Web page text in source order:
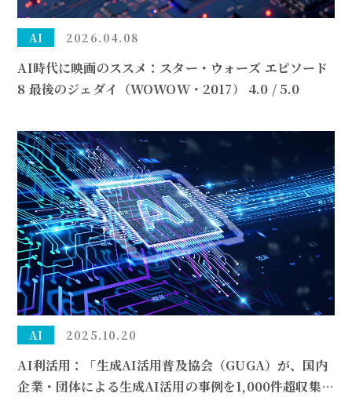
AI 2026.04.08
AI時代に映画のススメ：スター・ウォーズ エピソード
8 最後のジェダイ（WOWOW・2017） 4.0 / 5.0
AI 2025.10.20
AI利活用：「生成AI活用普及協会（GUGA）が、国内
企業・団体による生成AI活用の事例を1,000件超収集・